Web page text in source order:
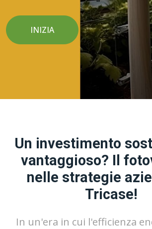
INIZIA
Un investimento
vantaggioso? Il
nelle strategie
Tricase!
In un'era in cui l'efficienza